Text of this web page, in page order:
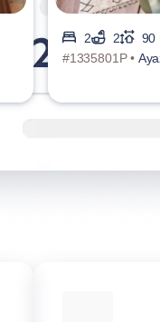
2 2
90
#1335801P •